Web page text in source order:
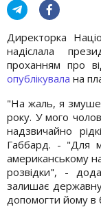
Директорка
надіслала
проханням про
опублікувала на
"На жаль, я
року. У мого
надзвичайно
Габбард. - "Для
американському
розвідки", -
залишає
допомогти йому в